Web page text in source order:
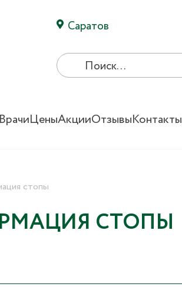
Саратов
ВрачиЦеныАкцииОтзывыКонтакты
стопы
СТОПЫ